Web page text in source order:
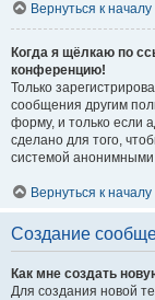
Вернуться к началу
Когда я щёлкаю по
конференцию!
Только
сообщения другим
форму, и только если
сделано для того,
системой
Вернуться к началу
Создание
Как мне создать
Для создания новой